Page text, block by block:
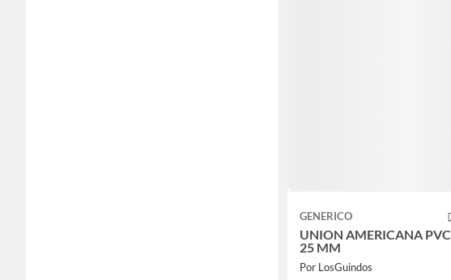
GENERICO
UNION AMERICANA PVC
25 MM
Por LosGuindos